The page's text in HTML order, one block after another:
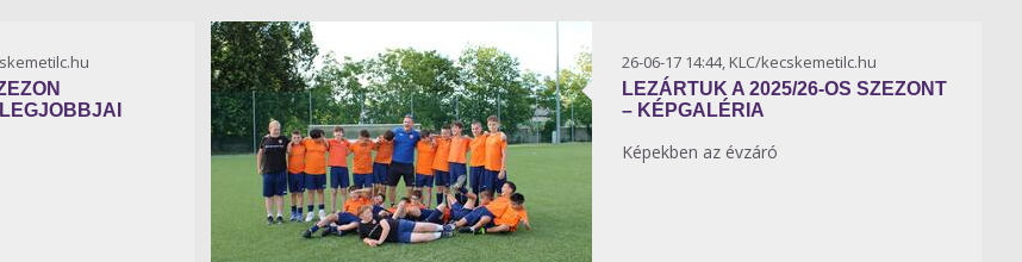
26-06-17 14:44, KLC/kecskemetilc.hu
LEZÁRTUK A 2025/26-OS SZEZONT
– KÉPGALÉRIA
Képekben az évzáró